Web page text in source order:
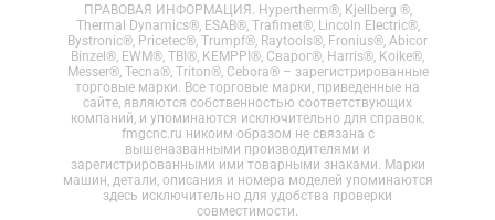
ПРАВОВАЯ ИНФОРМАЦИЯ. Hypertherm®, Kjellberg ®,
Thermal Dynamics®, ESAB®, Trafimet®, Lincoln Electric®,
Bystronic®, Pricetec®, Trumpf®, Raytools®, Fronius®, Abicor
Binzel®, EWM®, TBI®, KEMPPI®, Сварог®, Harris®, Koike®,
Messer®, Tecna®, Triton®, Cebora® – зарегистрированные
торговые марки. Все торговые марки, приведенные на
сайте, являются собственностью соответствующих
компаний, и упоминаются исключительно для справок.
fmgcnc.ru никоим образом не связана с
вышеназванными производителями и
зарегистрированными ими товарными знаками. Марки
машин, детали, описания и номера моделей упоминаются
здесь исключительно для удобства проверки
совместимости.